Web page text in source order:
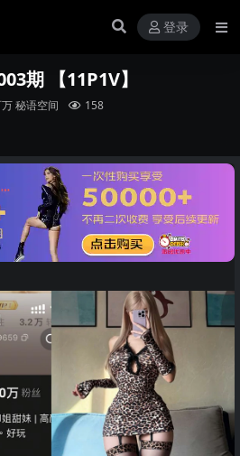
登录
期 【11P1V】
秘语空间 158